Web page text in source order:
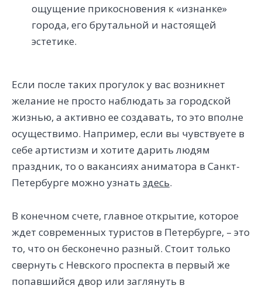
ощущение прикосновения к «изнанке»
города, его брутальной и настоящей
эстетике.
Если после таких прогулок у вас возникнет
желание не просто наблюдать за городской
жизнью, а активно ее создавать, то это вполне
осуществимо. Например, если вы чувствуете в
себе артистизм и хотите дарить людям
праздник, то о вакансиях аниматора в Санкт-
Петербурге можно узнать здесь.
В конечном счете, главное открытие, которое
ждет современных туристов в Петербурге, – это
то, что он бесконечно разный. Стоит только
свернуть с Невского проспекта в первый же
попавшийся двор или заглянуть в